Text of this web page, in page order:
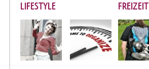
LIFESTYLE FREIZEIT